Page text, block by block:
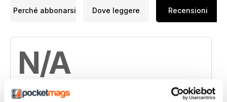
Perché abbonarsi Dove leggere Recensioni
N/A